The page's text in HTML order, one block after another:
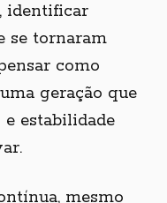
identificar
se tornaram
como
geração que
estabilidade
mesmo